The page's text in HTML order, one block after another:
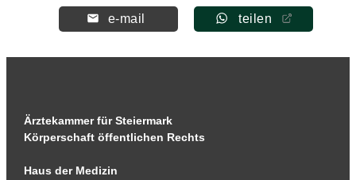
e-mail teilen
Ärztekammer für Steiermark
Körperschaft öffentlichen Rechts
Haus der Medizin